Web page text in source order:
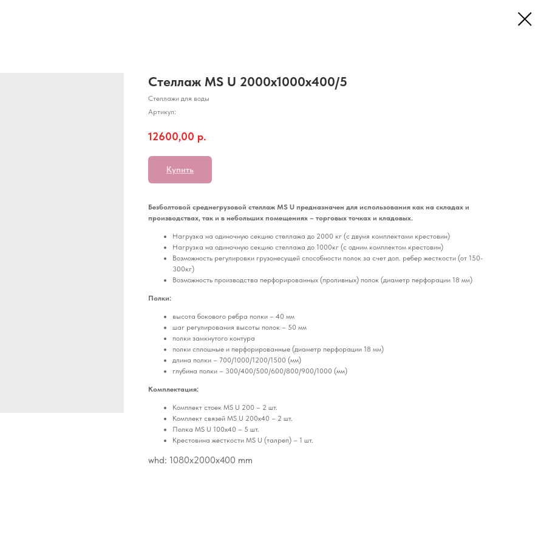
Стеллаж MS U 2000x1000x400/5
Стеллажи для воды
Артикул:
12600,00 р.
Купить
Безболтовой среднегрузовой стеллаж MS U предназначен для использования как на складах и
производствах, так и в небольших помещениях – торговых точках и кладовых.
Нагрузка на одиночную секцию стеллажа до 2000 кг (с двумя комплектами крестовин)
Нагрузка на одиночную секцию стеллажа до 1000кг (с одним комплектом крестовин)
Возможность регулировки грузонесущей способности полок за счет доп. ребер жесткости (от 150-
300кг)
Возможность производства перфорированных (проливных) полок (диаметр перфорации 18 мм)
Полки:
высота бокового ребра полки – 40 мм
шаг регулирования высоты полок – 50 мм
полки замкнутого контура
полки сплошные и перфорированные (диаметр перфорации 18 мм)
длина полки – 700/1000/1200/1500 (мм)
глубина полки – 300/400/500/600/800/900/1000 (мм)
Комплектация:
Комплект стоек MS U 200 – 2 шт.
Комплект связей MS U 200x40 – 2 шт.
Полка MS U 100х40 – 5 шт.
Крестовина жесткости MS U (талреп) – 1 шт.
whd: 1080x2000x400 mm